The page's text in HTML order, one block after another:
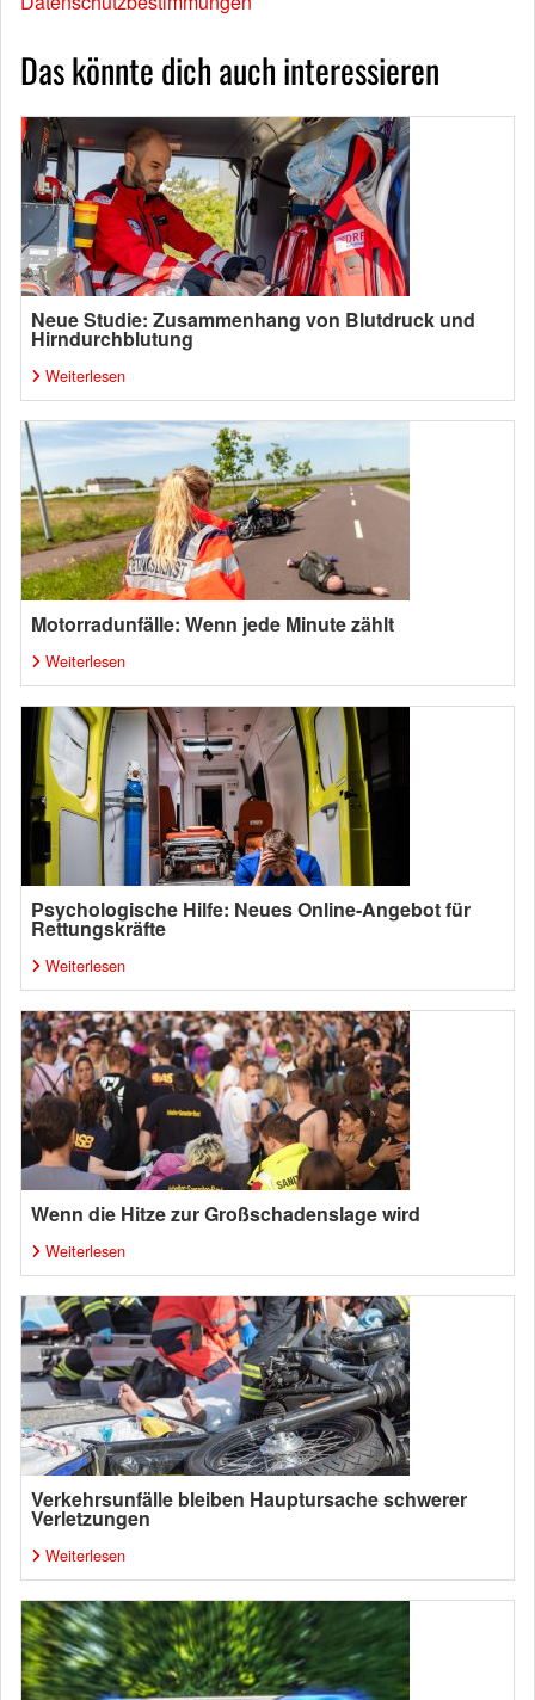
Das könnte dich auch interessieren
Neue Studie: Zusammenhang von Blutdruck und
Hirndurchblutung
Weiterlesen
Motorradunfälle: Wenn jede Minute zählt
Weiterlesen
Psychologische Hilfe: Neues Online-Angebot für
Rettungskräfte
Weiterlesen
Wenn die Hitze zur Großschadenslage wird
Weiterlesen
Verkehrsunfälle bleiben Hauptursache schwerer
Verletzungen
Weiterlesen